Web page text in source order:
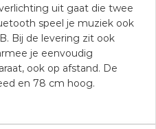
uit gaat die twee
speel je muziek ook
Bij de levering zit ook
je eenvoudig
ook op afstand. De
en 78 cm hoog.